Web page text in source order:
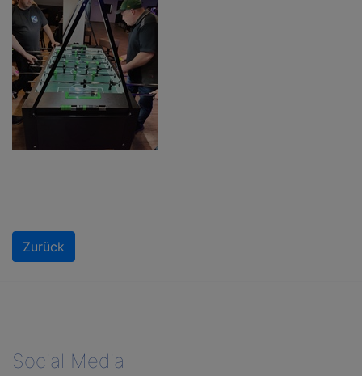
Zurück
Social Media